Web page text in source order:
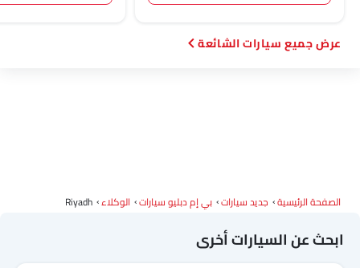
سكاي ويل بترومين فوتون
دودج كاديلاك أستون مارتن جي أي سي
سيارات الشائعة
الصفحة الرئيسية جديد سيارات بي إم دبليو سيارات الوكلاء Riyadh
ابحث عن السيارات أخرى